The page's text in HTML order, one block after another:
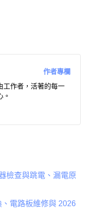
作者專欄
工作者，活著的每一
檢查與跳電、漏電原
電路板維修與 2026